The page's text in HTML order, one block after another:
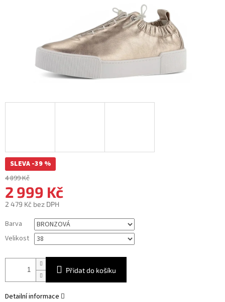
SLEVA -39 %
4 899 Kč
2 999 Kč
2 479 Kč bez DPH
cena:
Barva
Velikost
Přidat do košíku
Detailní informace